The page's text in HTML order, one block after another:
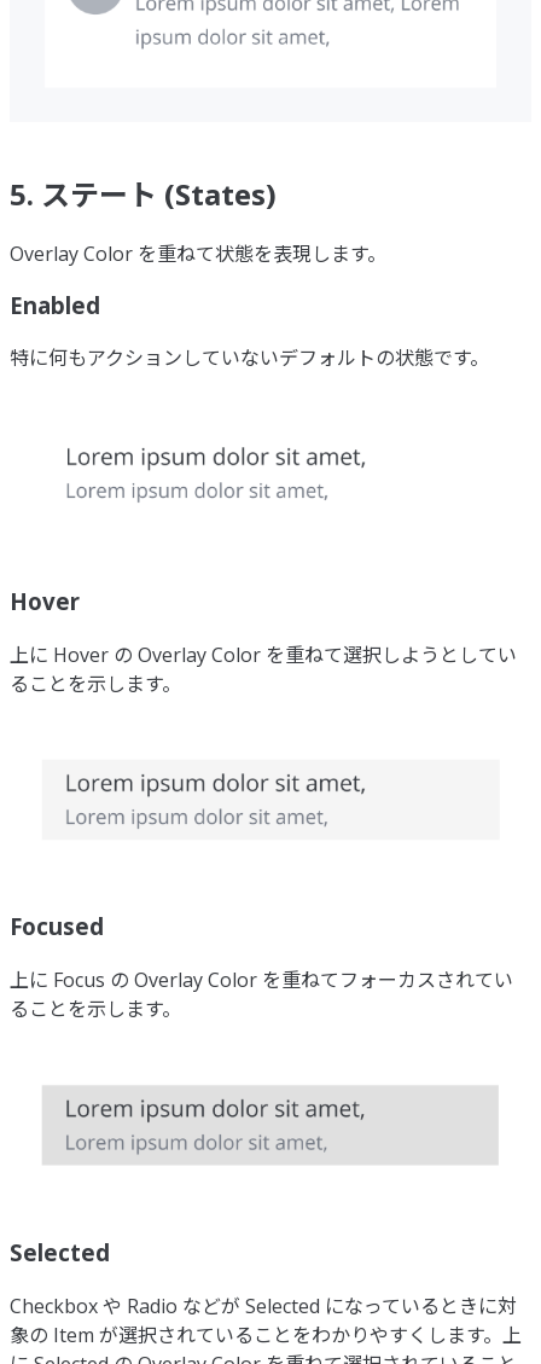
5. ステート (States)
Overlay Color を重ねて状態を表現します。
Enabled
特に何もアクションしていないデフォルトの状態です。
Hover
上に Hover の Overlay Color を重ねて選択しようとしてい
ることを示します。
Focused
上に Focus の Overlay Color を重ねてフォーカスされてい
ることを示します。
Selected
Checkbox や Radio などが Selected になっているときに対
象の Item が選択されていることをわかりやすくします。上